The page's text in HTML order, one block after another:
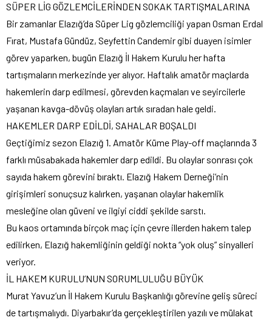
SÜPER LİG GÖZLEMCİLERİNDEN SOKAK TARTIŞMALARINA
Bir zamanlar Elazığ’da Süper Lig gözlemciliği yapan Osman Erdal
Fırat, Mustafa Gündüz, Seyfettin Candemir gibi duayen isimler
görev yaparken, bugün Elazığ İl Hakem Kurulu her hafta
tartışmaların merkezinde yer alıyor. Haftalık amatör maçlarda
hakemlerin darp edilmesi, görevden kaçmaları ve seyircilerle
yaşanan kavga-dövüş olayları artık sıradan hale geldi.
HAKEMLER DARP EDİLDİ, SAHALAR BOŞALDI
Geçtiğimiz sezon Elazığ 1. Amatör Küme Play-off maçlarında 3
farklı müsabakada hakemler darp edildi. Bu olaylar sonrası çok
sayıda hakem görevini bıraktı. Elazığ Hakem Derneği’nin
girişimleri sonuçsuz kalırken, yaşanan olaylar hakemlik
mesleğine olan güveni ve ilgiyi ciddi şekilde sarstı.
Bu kaos ortamında birçok maç için çevre illerden hakem talep
edilirken, Elazığ hakemliğinin geldiği nokta “yok oluş” sinyalleri
veriyor.
İL HAKEM KURULU’NUN SORUMLULUĞU BÜYÜK
Murat Yavuz’un İl Hakem Kurulu Başkanlığı görevine geliş süreci
de tartışmalıydı. Diyarbakır’da gerçekleştirilen yazılı ve mülakat